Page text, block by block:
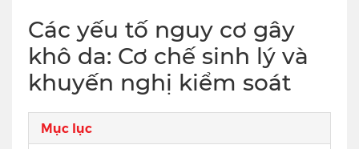
Các yếu tố nguy cơ gây
khô da: Cơ chế sinh lý và
khuyến nghị kiểm soát
Mục lục